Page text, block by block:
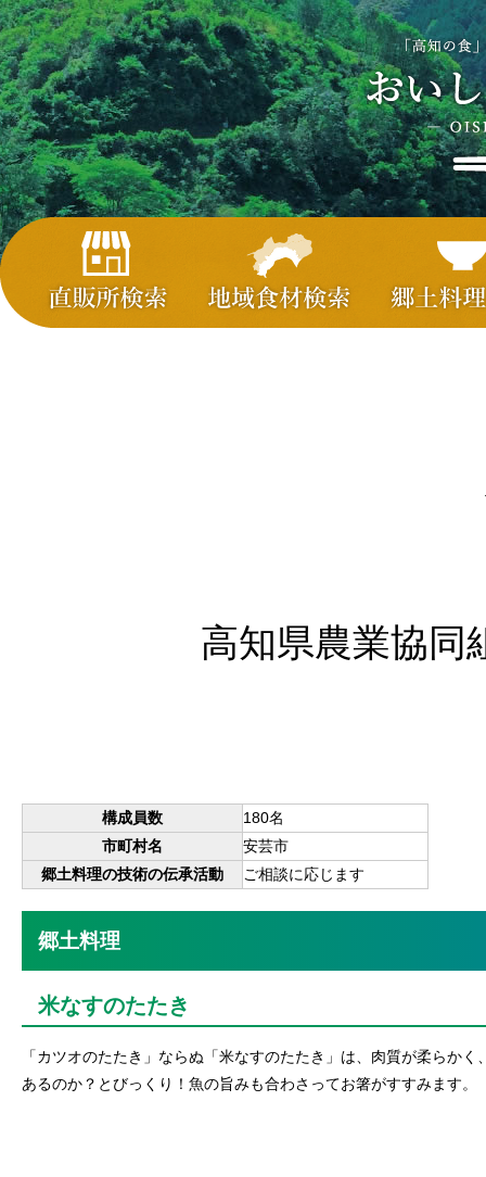
高知県農業協同
構成員数
180名
市町村名
安芸市
郷土料理の技術の伝承活動
ご相談に応じます
郷土料理
米なすのたたき
「カツオのたたき」ならぬ「米なすのたたき」は、肉質が柔らかく
あるのか？とびっくり！魚の旨みも合わさってお箸がすすみます。